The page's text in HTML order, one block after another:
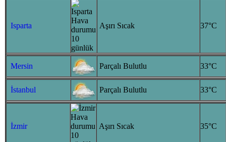
Isparta Aşırı Sıcak 37°C
Mersin Parçalı Bulutlu 33°C
İstanbul Parçalı Bulutlu 33°C
İzmir Aşırı Sıcak 35°C